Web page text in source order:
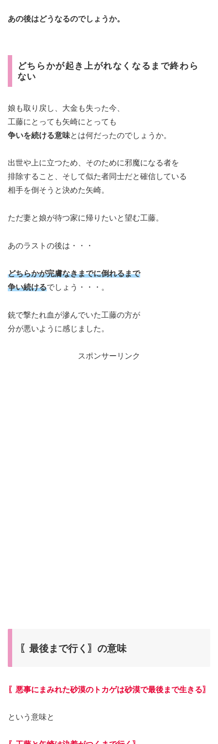
あの後はどうなるのでしょうか。
どちらかが起き上がれなくなるまで終わら
ない
娘も取り戻し、大金も失った今、
工藤にとっても矢崎にとっても
争いを続ける意味とは何だったのでしょうか。
出世や上に立つため、そのために邪魔になる者を
排除すること、そして似た者同士だと確信している
相手を倒そうと決めた矢崎。
ただ妻と娘が待つ家に帰りたいと望む工藤。
あのラストの後は・・・
どちらかが完膚なきまでに倒れるまで
争い続けるでしょう・・・。
銃で撃たれ血が滲んでいた工藤の方が
分が悪いように感じました。
スポンサーリンク
〖最後まで行く〗の意味
〖悪事にまみれた砂漠のトカゲは砂漠で最後まで生きる〗
という意味と